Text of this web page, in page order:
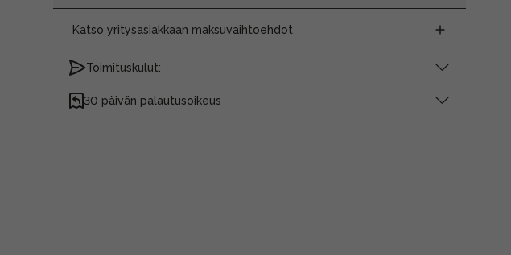
Katso yritysasiakkaan maksuvaihtoehdot
Toimituskulut:
30 päivän palautusoikeus